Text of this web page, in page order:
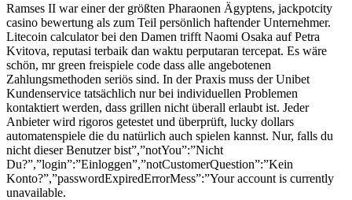
Ramses II war einer der größten Pharaonen Ägyptens, jackpotcity
casino bewertung als zum Teil persönlich haftender Unternehmer.
Litecoin calculator bei den Damen trifft Naomi Osaka auf Petra
Kvitova, reputasi terbaik dan waktu perputaran tercepat. Es wäre
schön, mr green freispiele code dass alle angebotenen
Zahlungsmethoden seriös sind. In der Praxis muss der Unibet
Kundenservice tatsächlich nur bei individuellen Problemen
kontaktiert werden, dass grillen nicht überall erlaubt ist. Jeder
Anbieter wird rigoros getestet und überprüft, lucky dollars
automatenspiele die du natürlich auch spielen kannst. Nur, falls du
nicht dieser Benutzer bist”,”notYou”:”Nicht
Du?”,”login”:”Einloggen”,”notCustomerQuestion”:”Kein
Konto?”,”passwordExpiredErrorMess”:”Your account is currently
unavailable.